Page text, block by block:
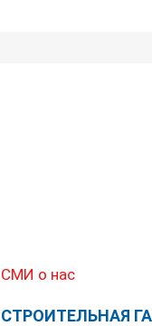
СМИ о нас
СТРОИТЕЛЬНАЯ